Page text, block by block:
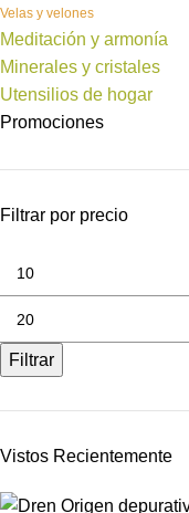
Velas y velones
Meditación y armonía
Minerales y cristales
Utensilios de hogar
Promociones
Filtrar por precio
Filtrar
Vistos Recientemente